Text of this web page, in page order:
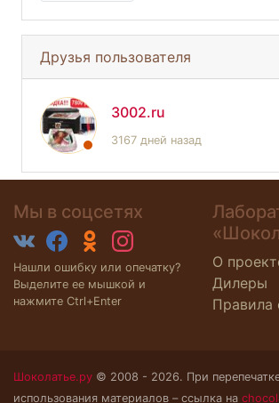
Друзья пользователя
3002.ru
3167 дней назад
Мы в соцсетях
Нашли ошибку или опечатку?
Выделите ее мышкой и
нажмите Ctrl+Enter
О
Дилеры
Правила
Шоколатье.ру © 2008 - 2026. При
использования материалов – ссылка на